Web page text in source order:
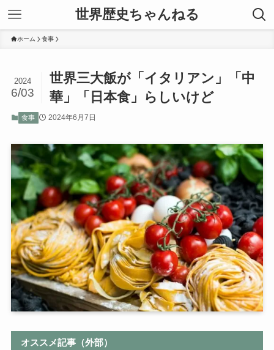
世界歴史ちゃんねる
ホーム 食事
世界三大飯が「イタリアン」「中
華」「日本食」らしいけど
2024
6/03
食事 2024年6月7日
オススメ記事（外部）